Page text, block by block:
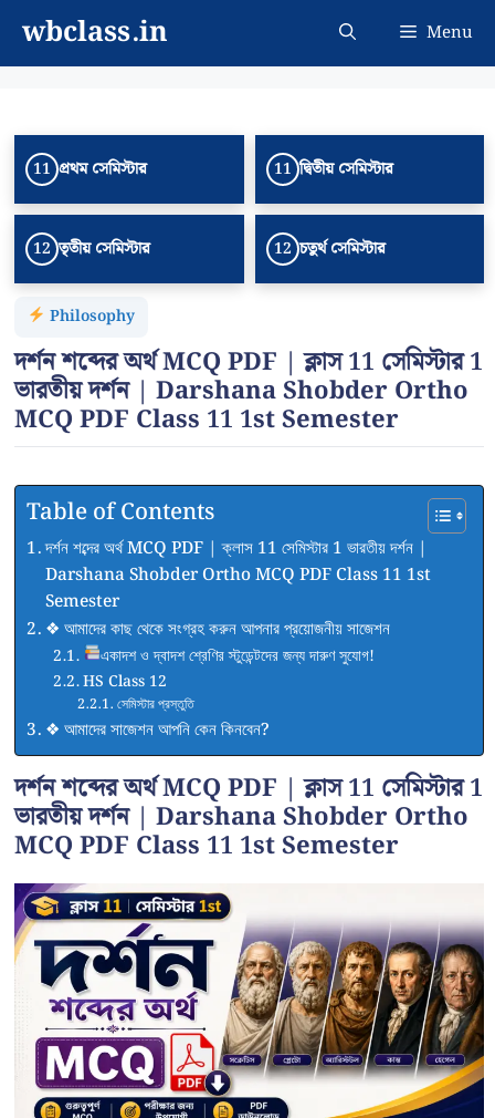
content
wbclass.in Menu
11 প্রথম সেমিস্টার 11 দ্বিতীয় সেমিস্টার
12 তৃতীয় সেমিস্টার 12 চতুর্থ সেমিস্টার
Philosophy
দর্শন শব্দের অর্থ MCQ PDF | ক্লাস 11 সেমিস্টার 1
ভারতীয় দর্শন | Darshana Shobder Ortho
MCQ PDF Class 11 1st Semester
Table of Contents
দর্শন শব্দের অর্থ MCQ PDF | ক্লাস 11 সেমিস্টার 1 ভারতীয় দর্শন |
Darshana Shobder Ortho MCQ PDF Class 11 1st
Semester
❖ আমাদের কাছ থেকে সংগ্রহ করুন আপনার প্রয়োজনীয় সাজেশন
একাদশ ও দ্বাদশ শ্রেণির স্টুডেন্টদের জন্য দারুণ সুযোগ!
HS Class 12
সেমিস্টার প্রস্তুতি
❖ আমাদের সাজেশন আপনি কেন কিনবেন?
দর্শন শব্দের অর্থ MCQ PDF |ক্লাস 11 সেমিস্টার 1
ভারতীয় দর্শন | Darshana Shobder Ortho
MCQ PDF Class 11 1st Semester